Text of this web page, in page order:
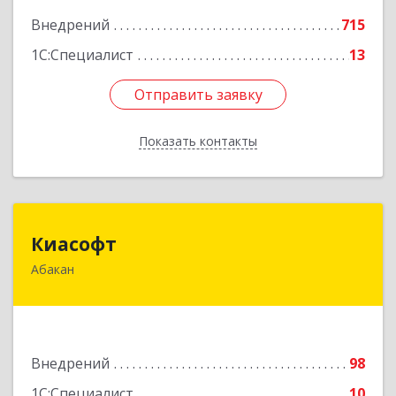
Внедрений
715
1С:Специалист
13
Отправить заявку
Показать контакты
Отправить заявку
Назад
Киасофт
Абакан
Внедрений
98
655017, Хакасия Респ, Абакан г, Ивана Ярыгина